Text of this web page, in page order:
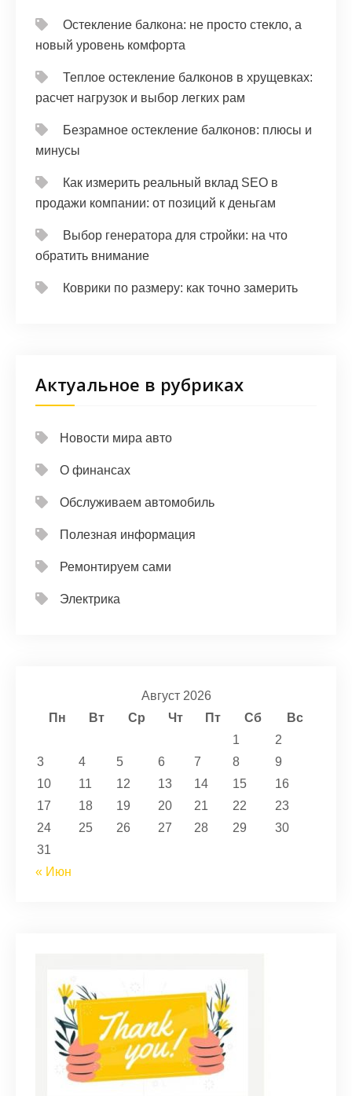
Остекление балкона: не просто стекло, а
новый уровень комфорта
Теплое остекление балконов в хрущевках:
расчет нагрузок и выбор легких рам
Безрамное остекление балконов: плюсы и
минусы
Как измерить реальный вклад SEO в
продажи компании: от позиций к деньгам
Выбор генератора для стройки: на что
обратить внимание
Коврики по размеру: как точно замерить
Актуальное в рубриках
Новости мира авто
О финансах
Обслуживаем автомобиль
Полезная информация
Ремонтируем сами
Электрика
Август 2026
Пн
Вт Ср Чт Пт Сб
Вс
1
2
3
4 5 6 7 8
9
10
11 12 13 14 15
16
17
18 19 20 21 22
23
24
25 26 27 28 29
30
31
« Июн